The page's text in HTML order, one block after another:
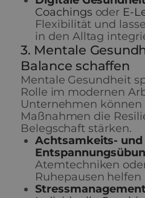
Coachings oder E-
Flexibilität und
in den Alltag
3. Mentale
Balance schaffen
Mentale Gesundheit
Rolle im modernen
Unternehmen
Maßnahmen die
Belegschaft stärken.
Achtsamkeits- und
Atemtechniken
Ruhepausen